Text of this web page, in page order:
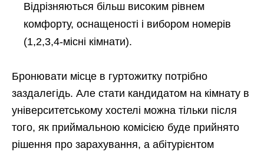
Відрізняються більш високим рівнем
комфорту, оснащеності і вибором номерів
(1,2,3,4-місні кімнати).
Бронювати місце в гуртожитку потрібно
заздалегідь. Але стати кандидатом на кімнату в
університетському хостелі можна тільки після
того, як приймальною комісією буде прийнято
рішення про зарахування, а абітурієнтом